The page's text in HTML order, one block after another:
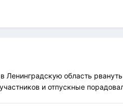
область рвануть
и отпускные